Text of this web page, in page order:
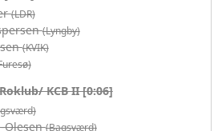
(LDR)
(Lyngby)
(KVIK)
KCB II [0:06]
Olesen(Bagsværd)